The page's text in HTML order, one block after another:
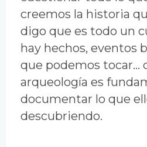
creemos la historia
digo que es todo un
hay hechos, eventos
que podemos tocar...
arqueología es
documentar lo que
descubriendo.